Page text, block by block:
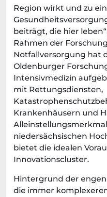
Region wirkt und zu
beiträgt, die hier
Rahmen der
Notfallversorgung hat
Oldenburger
Intensivmedizin
mit Rettungsdiensten,
Krankenhäusern und
niedersächsischen
bietet die idealen
Innovationscluster.
Hintergrund der
die immer